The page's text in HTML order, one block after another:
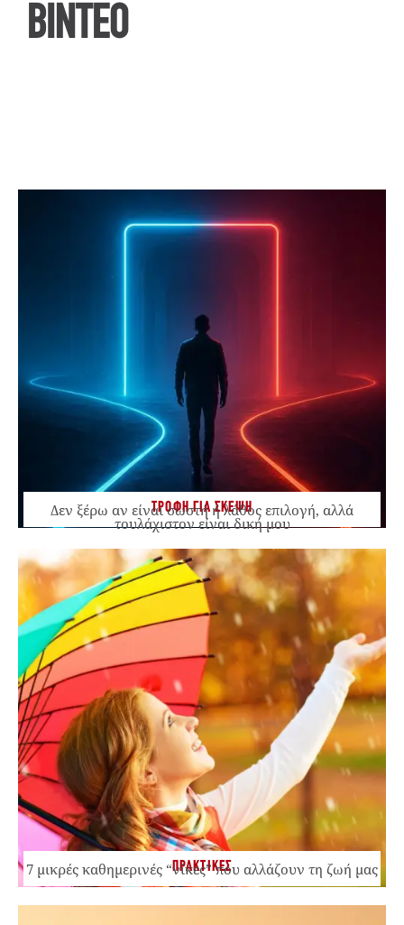
ΒΙΝΤΕΟ
ΤΡΟΦΗ ΓΙΑ ΣΚΕΨΗ
Δεν ξέρω αν είναι σωστή ή λάθος επιλογή, αλλά
τουλάχιστον είναι δική μου
ΠΡΑΚΤΙΚΕΣ
7 μικρές καθημερινές “νίκες” που αλλάζουν τη ζωή μας